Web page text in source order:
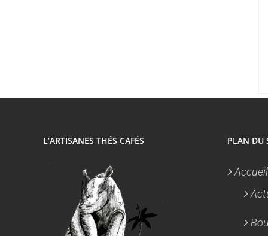
L’ARTISANES THÉS CAFÉS PLAN DU